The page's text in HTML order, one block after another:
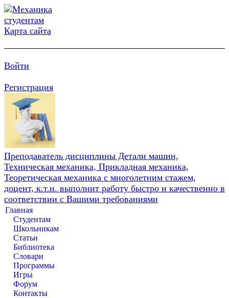
Карта сайта
Войти
Регистрация
Преподаватель дисциплины Детали машин,
Техническая механика, Прикладная механика,
Теоретическая механика с многолетним стажем,
доцент, к.т.н. выполнит работу быстро и качественно в
соответствии с Вашими требованиями
Главная
Студентам
Школьникам
Статьи
Библиотека
Словари
Программы
Игры
Форум
Контакты